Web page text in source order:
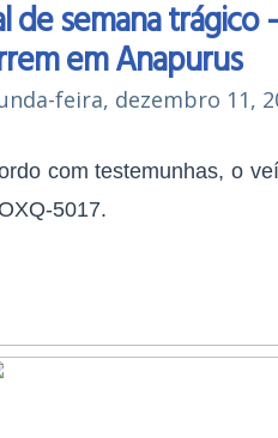
de semana
em Anapurus
feira, dezembro 11,
com testemunhas, o
5017.